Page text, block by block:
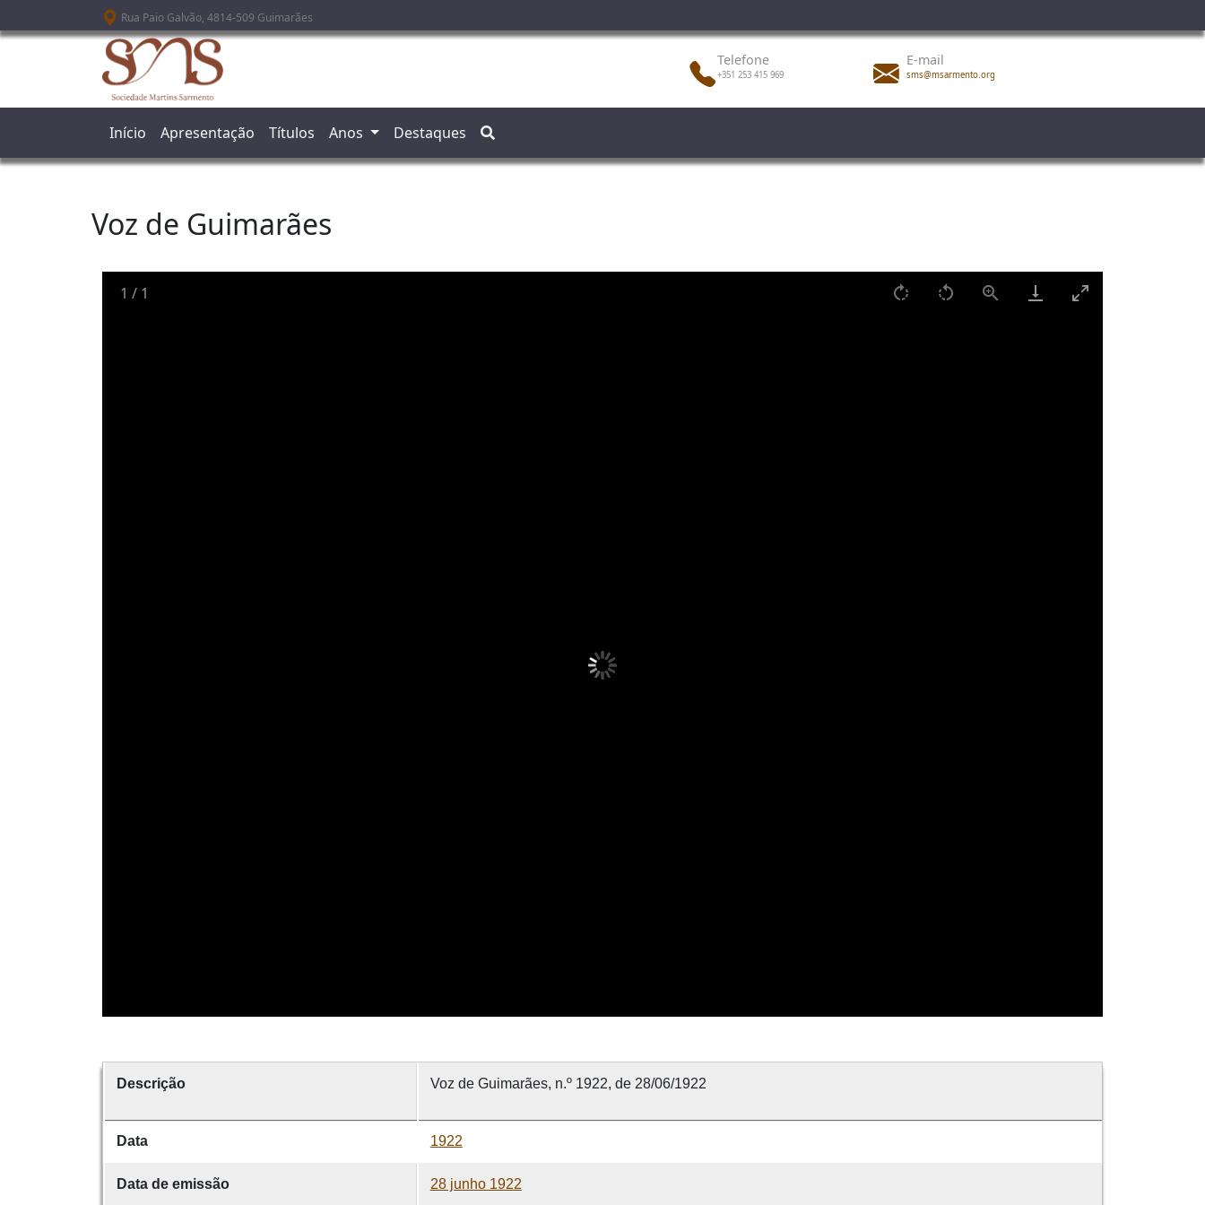
Passar para o conteúdo principal
Rua Paio Galvão, 4814-509 Guimarães
Telefone
+351 253 415 969
E-mail
sms@msarmento.org
Início Apresentação Títulos Anos Destaques
Voz de Guimarães
1 / 1
Descrição Voz de Guimarães, n.º 1922, de 28/06/1922
Data 1922
Data de emissão 28 junho 1922